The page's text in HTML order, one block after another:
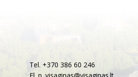
Tel. +370 386 60 246